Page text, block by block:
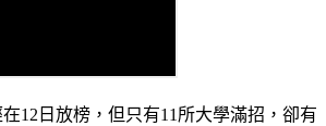
12日放榜，但只有11所大學滿招，卻有